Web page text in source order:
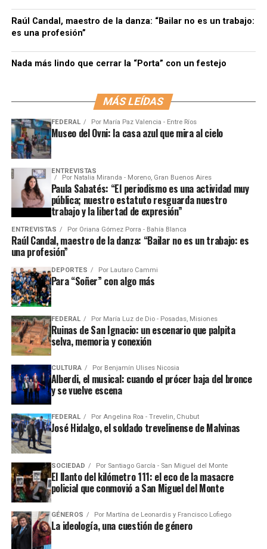
Raúl Candal, maestro de la danza: “Bailar no es un trabajo:
es una profesión”
Nada más lindo que cerrar la “Porta” con un festejo
MÁS LEÍDAS
FEDERAL Por María Paz Valencia - Entre Ríos
Museo del Ovni: la casa azul que mira al cielo
ENTREVISTAS
Por Natalia Miranda - Moreno, Gran Buenos Aires
Paula Sabatés: “El periodismo es una actividad muy
pública; nuestro estatuto resguarda nuestro
trabajo y la libertad de expresión”
ENTREVISTAS Por Oriana Gómez Porra - Bahía Blanca
Raúl Candal, maestro de la danza: “Bailar no es un trabajo: es
una profesión”
DEPORTES Por Lautaro Cammi
Para “Soñer” con algo más
FEDERAL Por María Luz de Dio - Posadas, Misiones
Ruinas de San Ignacio: un escenario que palpita
selva, memoria y conexión
CULTURA Por Benjamín Ulises Nicosia
Alberdi, el musical: cuando el prócer baja del bronce
y se vuelve escena
FEDERAL Por Angelina Roa - Trevelin, Chubut
José Hidalgo, el soldado trevelinense de Malvinas
SOCIEDAD Por Santiago García - San Miguel del Monte
El llanto del kilómetro 111: el eco de la masacre
policial que conmovió a San Miguel del Monte
GÉNEROS Por Martína de Leonardis y Francisco Lofiego
La ideología, una cuestión de género